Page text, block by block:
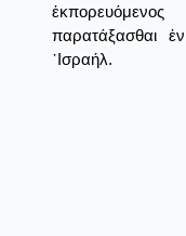
ἐκπορευόμενος
παρατάξασθαι ἐν
᾿Ισραήλ.